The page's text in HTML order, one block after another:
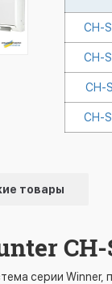
CH-
CH-
CH-
CH-
товары
CH-
серии